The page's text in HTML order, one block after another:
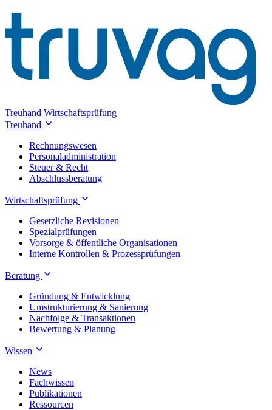
Treuhand Wirtschaftsprüfung
Treuhand
Rechnungswesen
Personaladministration
Steuer & Recht
Abschlussberatung
Wirtschaftsprüfung
Gesetzliche Revisionen
Spezialprüfungen
Vorsorge & öffentliche Organisationen
Interne Kontrollen & Prozessprüfungen
Beratung
Gründung & Entwicklung
Umstrukturierung & Sanierung
Nachfolge & Transaktionen
Bewertung & Planung
Wissen
News
Fachwissen
Publikationen
Ressourcen